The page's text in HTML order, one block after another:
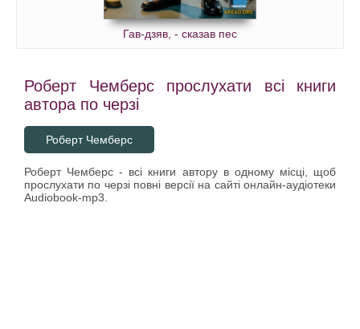
Гав-дзяв, - сказав пес
Роберт Чемберс прослухати всі книги
автора по черзі
Роберт Чемберс
Роберт Чемберс - всі книги автору в одному місці, щоб
прослухати по черзі повні версії на сайті онлайн-аудіотеки
Audiobook-mp3.